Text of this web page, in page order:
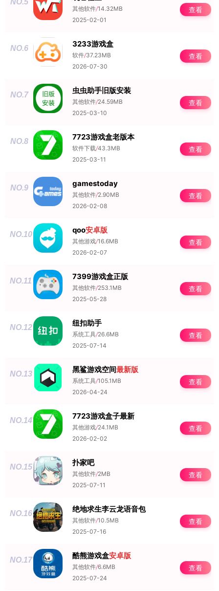
NO.5
其他软件/14.32MB
2025-02-01
查看
NO.6 3233游戏盒
软件/37.23MB
2026-07-30
查看
NO.7 虫虫助手旧版安装
其他软件/24.59MB
2025-03-10
查看
NO.8 7723游戏盒老版本
软件下载/43.3MB
2025-03-11
查看
NO.9 gamestoday
其他软件/2.90MB
2026-02-08
查看
NO.10 qoo安卓版
其他游戏/16.6MB
2026-02-07
查看
NO.11 7399游戏盒正版
其他软件/253.1MB
2025-05-28
查看
NO.12 纽扣助手
系统工具/26.6MB
2025-07-14
查看
NO.13 黑鲨游戏空间最新版
系统工具/105.1MB
2026-04-24
查看
NO.14 7723游戏盒子最新
其他游戏/24.1MB
2026-02-02
查看
NO.15 扑家吧
其他软件/2MB
2025-07-11
查看
NO.16 绝地求生李云龙语音包
其他软件/10.5MB
2025-07-16
查看
NO.17 酷熊游戏盒安卓版
其他软件/6.6MB
2025-07-24
查看